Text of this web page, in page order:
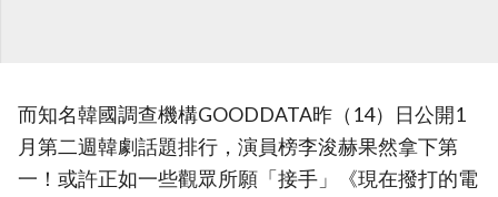
而知名韓國調查機構GOODDATA昨（14）日公開1
月第二週韓劇話題排行，演員榜李浚赫果然拿下第
一！或許正如一些觀眾所願「接手」《現在撥打的電